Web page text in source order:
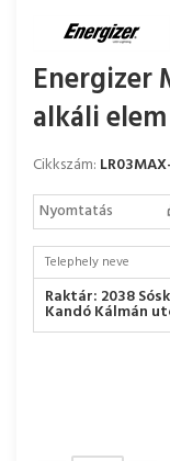
Energizer
alkáli
Cikkszám:
Nyomtatás
Telephely neve
Raktár: 2038
Kandó Kálmán